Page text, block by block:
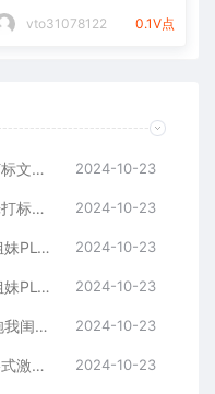
通用矢量图
vto31078122
0.1V点
致我的男闺蜜姐妹PLT格式激光打标文件通用矢量图 2024-10-23
爱情我的男闺蜜姐妹PLT格式激光打标文件通用矢量图 2024-10-23
闺蜜是知道你最多秘密的人闺蜜姐妹PLT格式激光打标文件通用矢量图 2024-10-23
互损不会翻脸疏远不会猜疑闺蜜姐妹PLT格式激光打标文件通用矢量图 2024-10-23
奋斗的时候搭把手难过的时候抱抱我闺蜜姐妹 2024-10-23
一声姐妹卡通人物闺蜜姐妹PLT格式激光打标文件通用矢量图 2024-10-23